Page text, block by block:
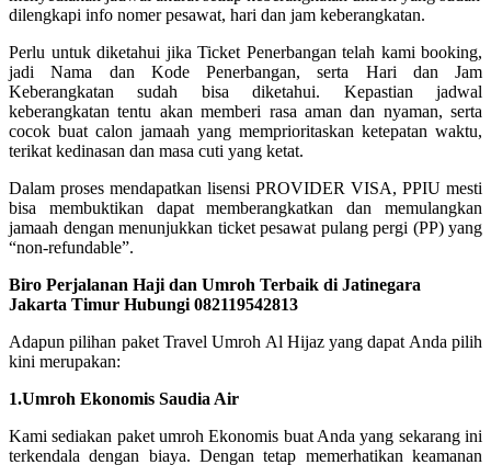
dilengkapi info nomer pesawat, hari dan jam keberangkatan.
Perlu untuk diketahui jika Ticket Penerbangan telah kami booking,
jadi Nama dan Kode Penerbangan, serta Hari dan Jam
Keberangkatan sudah bisa diketahui. Kepastian jadwal
keberangkatan tentu akan memberi rasa aman dan nyaman, serta
cocok buat calon jamaah yang memprioritaskan ketepatan waktu,
terikat kedinasan dan masa cuti yang ketat.
Dalam proses mendapatkan lisensi PROVIDER VISA, PPIU mesti
bisa membuktikan dapat memberangkatkan dan memulangkan
jamaah dengan menunjukkan ticket pesawat pulang pergi (PP) yang
“non-refundable”.
Biro Perjalanan Haji dan Umroh Terbaik di Jatinegara
Jakarta Timur Hubungi 082119542813
Adapun pilihan paket Travel Umroh Al Hijaz yang dapat Anda pilih
kini merupakan:
1.Umroh Ekonomis Saudia Air
Kami sediakan paket umroh Ekonomis buat Anda yang sekarang ini
terkendala dengan biaya. Dengan tetap memerhatikan keamanan